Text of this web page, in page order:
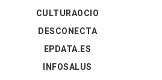
CULTURAOCIO
DESCONECTA
EPDATA.ES
INFOSALUS